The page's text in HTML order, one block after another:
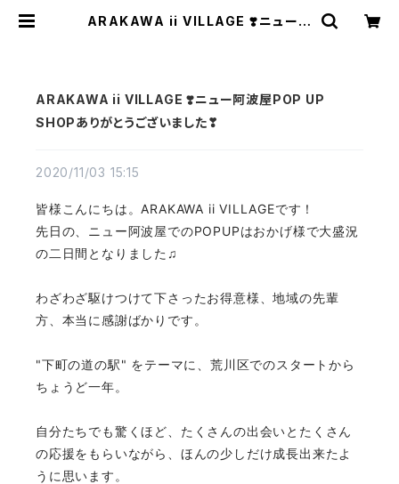
ARAKAWA ii VILLAGE ❣️ニュー阿
ARAKAWA ii VILLAGE ❣️ニュー阿波屋POP UP
SHOPありがとうございました❣
2020/11/03 15:15
皆様こんにちは。ARAKAWA ii VILLAGEです！
先日の、ニュー阿波屋でのPOPUPはおかげ様で大盛況
の二日間となりました♫
わざわざ駆けつけて下さったお得意様、地域の先輩
方、本当に感謝ばかりです。
"下町の道の駅" をテーマに、荒川区でのスタートから
ちょうど一年。
自分たちでも驚くほど、たくさんの出会いとたくさん
の応援をもらいながら、ほんの少しだけ成長出来たよ
うに思います。